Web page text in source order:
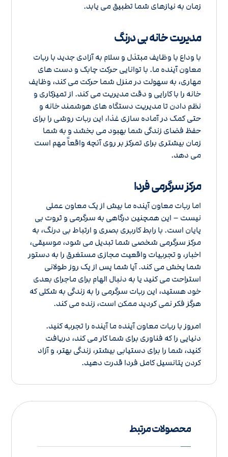
زمان به نیازهای شما تطبیق می یابد.
مدیریت خانه بی درنگ
با وداع با وظایف مبتذل و سلام به آزادی جدید با ربات
معاون آینده ما. با توانایی حرکت چابک و دست های
مهاری، به سهولت در منزل شما حرکت می کند، وظایف
خانه را با کارایی و دقت مدیریت می کند. از تمیزکاری و
نظم دادن تا مدیریت دستگاه های هوشمند خانه و
حتی کمک در آماده سازی غذا، این ربات روشی را برای
حفظ فضای زندگی شما بهبود می بخشد و به شما
زمان بیشتری برای تمرکز بر روی آنچه واقعاً مهم است
می دهد.
مرکز سرگرمی فردا
اما ربات معاون آینده ما بیش از یک معاون عملی
نیست – این همچنین درگاهی به سرگرمی و ثروت بی
پایان است. با رابط کاربری بصری و ارتباط بی درنگ، به
مرکز سرگرمی شخصی شما تبدیل می شود، موسیقی،
اخبار، و تجربیات واقعیت مجازی مستغرق را به دستور
شما پخش می کند. آیا شما پس از یک روز طولانی
استراحت می کنید یا به دنبال الهام برای ماجرای بعدی
خود هستید، این ربات سرگرمی را به زندگی به شکلی که
هرگز فکر نمی کردید ممکن است، زنده می کند.
امروز با ربات معاون آینده ما آینده را تجربه کنید.
دنیایی را که فناوری برای شما کار می کند، دریافت
کنید، شما را برای دستیابی بیشتر، زندگی بهتر، و آزاد
کردن پتانسیل کامل فردا قدرت دهید.
محصولات مرتبط